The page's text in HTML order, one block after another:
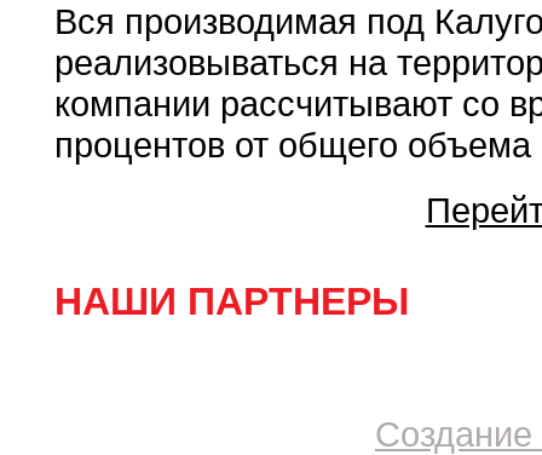
Вся производимая под
реализовываться на
компании рассчитывают со
процентов от общего
НАШИ ПАРТНЕРЫ
Создание